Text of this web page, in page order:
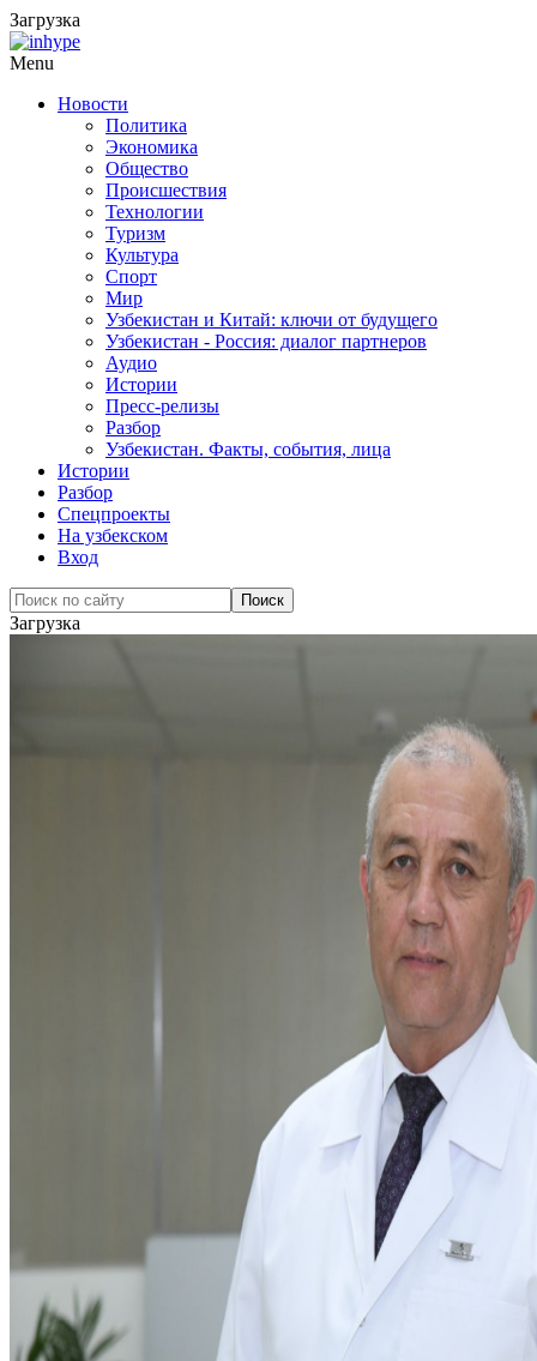
Загрузка
Menu
Новости
Политика
Экономика
Общество
Происшествия
Технологии
Туризм
Культура
Спорт
Мир
Узбекистан и Китай: ключи от будущего
Узбекистан - Россия: диалог партнеров
Аудио
Истории
Пресс-релизы
Разбор
Узбекистан. Факты, события, лица
Истории
Разбор
Спецпроекты
На узбекском
Вход
Загрузка